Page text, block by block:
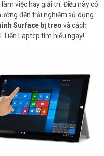
việc hay giải trí. Điều này có
đến trải nghiệm sử dụng.
Surface bị treo và cách
Tiến Laptop tìm hiểu ngay!